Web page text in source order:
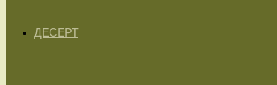
ДЕСЕРТ